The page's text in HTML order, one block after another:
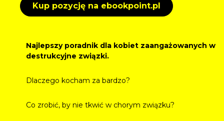
Kup pozycję na ebookpoint.pl
Najlepszy poradnik dla kobiet zaangażowanych w
destrukcyjne związki.
Dlaczego kocham za bardzo?
Co zrobić, by nie tkwić w chorym związku?